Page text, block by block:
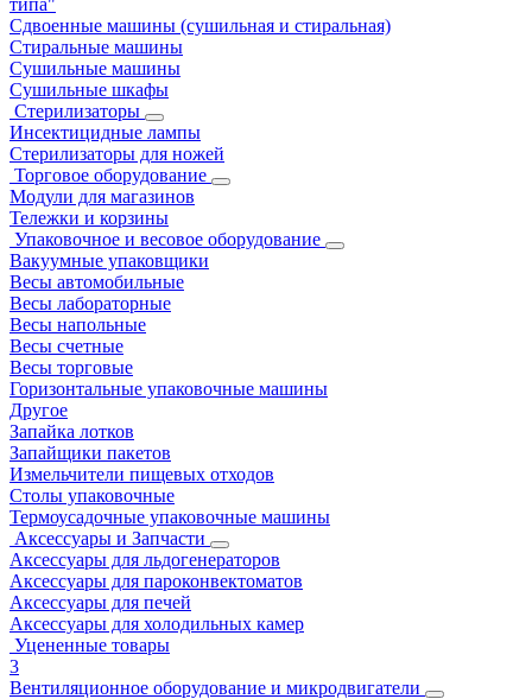
типа"
Сдвоенные машины (сушильная и стиральная)
Стиральные машины
Сушильные машины
Сушильные шкафы
Стерилизаторы
Инсектицидные лампы
Стерилизаторы для ножей
Торговое оборудование
Модули для магазинов
Тележки и корзины
Упаковочное и весовое оборудование
Вакуумные упаковщики
Весы автомобильные
Весы лабораторные
Весы напольные
Весы счетные
Весы торговые
Горизонтальные упаковочные машины
Другое
Запайка лотков
Запайщики пакетов
Измельчители пищевых отходов
Столы упаковочные
Термоусадочные упаковочные машины
Аксессуары и Запчасти
Аксессуары для льдогенераторов
Аксессуары для пароконвектоматов
Аксессуары для печей
Аксессуары для холодильных камер
Уцененные товары
3
Вентиляционное оборудование и микродвигатели